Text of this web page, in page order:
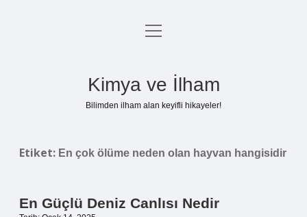
Anasayfa
menüyü
Kimya ve İlham
Bilimden ilham alan keyifli hikayeler!
Etiket: En çok ölüme neden olan hayvan hangisidir
En Güçlü Deniz Canlısı Nedir